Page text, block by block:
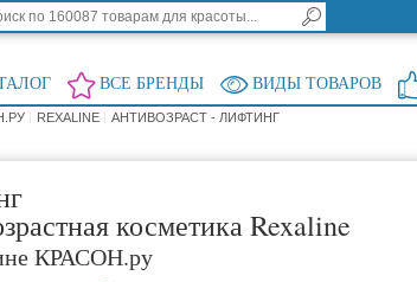
ВСЕ БРЕНДЫ ВИДЫ ТОВАРОВ
REXALINE АНТИВОЗРАСТ - ЛИФТИНГ
косметика Rexaline
КРАСОН.ру